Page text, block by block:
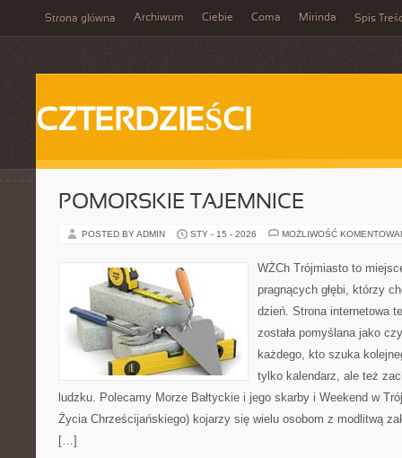
Strona główna Archiwum Ciebie Coma Mirinda Spis
CZTERDZIEŚCI
POMORSKIE TAJEMNICE
POSTED BY ADMIN STY - 15 - 2026 MOŻLIWOŚĆ
WŻCh Trójmiasto to
pragnących głębi, którzy
dzień. Strona internetowa
została pomyślana jako
każdego, kto szuka
tylko kalendarz, ale też
ludzku. Polecamy Morze Bałtyckie i jego skarby i Weekend w
Życia Chrześcijańskiego) kojarzy się wielu osobom z modlitwą
[…]